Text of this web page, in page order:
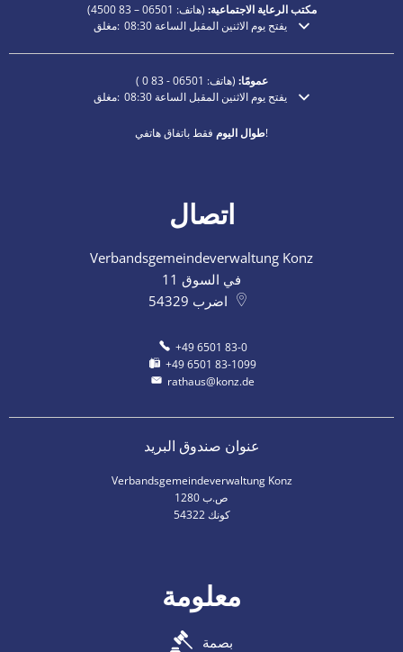
مكتب الرعاية الاجتماعية: (هاتف:
4500)
انقر لإخفاء أوقات الفتح أو الإغلاق الإضافية
مغلق: يفتح يوم الاثنين المقبل الساعة 08:30
عمومًا: (هاتف:
)
انقر لإخفاء أوقات الفتح أو الإغلاق الإضافية
مغلق: يفتح يوم الاثنين المقبل الساعة 08:30
طوال اليومفقط باتفاق هاتفي!
اتصال
Verbandsgemeindeverwaltung Konz
في السوق 11
54329 اضرب
+49 6501 83-0
+49 6501 83-1099
rathaus@konz.de
عنوان صندوق البريد
Verbandsgemeindeverwaltung Konz
ص.ب 1280
54322 كونك
معلومة
بصمة